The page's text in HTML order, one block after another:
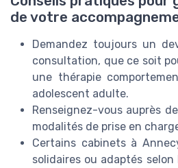
de votre
Demandez toujours un
consultation, que ce soit
une thérapie
adolescent adulte.
Renseignez-vous auprès
modalités de prise en
Certains cabinets à
solidaires ou adaptés